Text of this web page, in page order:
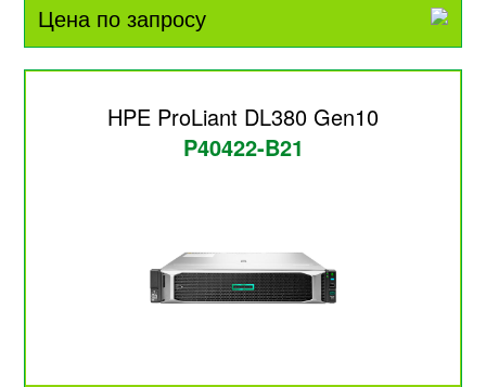
Цена по запросу
HPE ProLiant DL380 Gen10
P40422-B21